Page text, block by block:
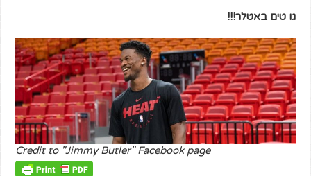
גו טים באטלר!!!
Credit to "Jimmy Butler" Facebook page